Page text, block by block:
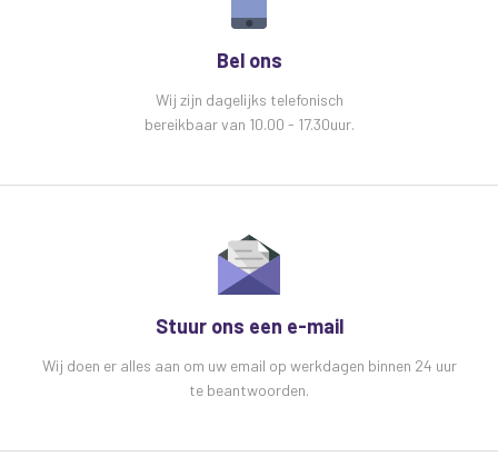
Bel ons
Wij zijn dagelijks telefonisch
bereikbaar van 10.00 - 17.30uur.
Stuur ons een e-mail
Wij doen er alles aan om uw email op werkdagen binnen 24 uur
te beantwoorden.